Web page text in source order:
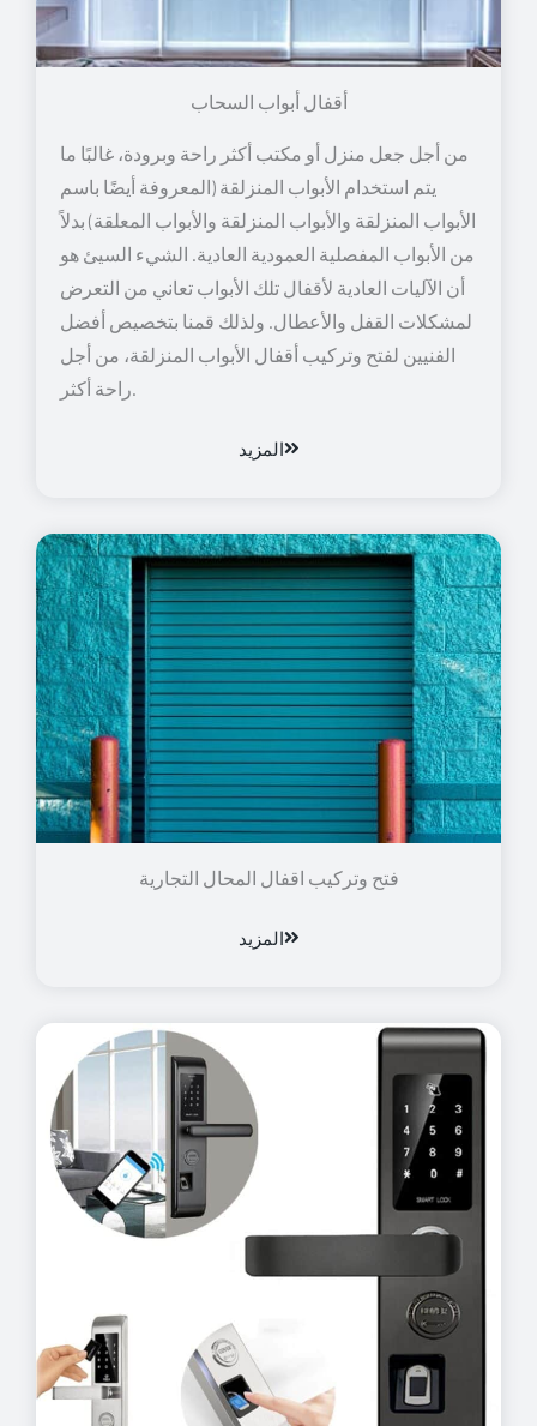
أقفال أبواب السحاب
من أجل جعل منزل أو مكتب أكثر راحة وبرودة، غالبًا ما
يتم استخدام الأبواب المنزلقة (المعروفة أيضًا باسم
الأبواب المنزلقة والأبواب المنزلقة والأبواب المعلقة) بدلاً
من الأبواب المفصلية العمودية العادية. الشيء السيئ هو
أن الآليات العادية لأقفال تلك الأبواب تعاني من التعرض
لمشكلات القفل والأعطال. ولذلك قمنا بتخصيص أفضل
الفنيين لفتح وتركيب أقفال الأبواب المنزلقة، من أجل
راحة أكثر.
المزيد
فتح وتركيب اقفال المحال التجارية
المزيد